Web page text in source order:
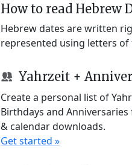
How to read Hebrew
Hebrew dates are written
represented using letters of
Yahrzeit +
Create a personal list of
Birthdays and
& calendar downloads.
Get started »